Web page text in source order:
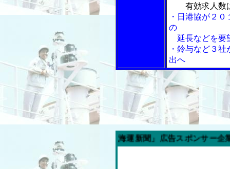
有効求人数
・日港協が２
の
延長などを要
・鈴与など３
出へ
の「内航海運新聞」広告スポンサー企業